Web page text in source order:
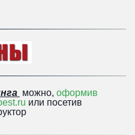
можно, оформив
или посетив